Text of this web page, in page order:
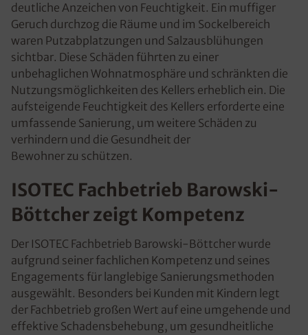
deutliche Anzeichen von Feuchtigkeit. Ein muffiger
Geruch durchzog die Räume und im Sockelbereich
waren Putzabplatzungen und Salzausblühungen
sichtbar. Diese Schäden führten zu einer
unbehaglichen Wohnatmosphäre und schränkten die
Nutzungsmöglichkeiten des Kellers erheblich ein. Die
aufsteigende Feuchtigkeit des Kellers erforderte eine
umfassende Sanierung, um weitere Schäden zu
verhindern und die Gesundheit der
Bewohner zu schützen.
ISOTEC Fachbetrieb Barowski-
Böttcher zeigt Kompetenz
Der ISOTEC Fachbetrieb Barowski-Böttcher wurde
aufgrund seiner fachlichen Kompetenz und seines
Engagements für langlebige Sanierungsmethoden
ausgewählt. Besonders bei Kunden mit Kindern legt
der Fachbetrieb großen Wert auf eine umgehende und
effektive Schadensbehebung, um gesundheitliche